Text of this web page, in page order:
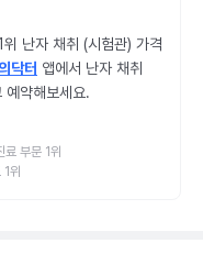
난자 채취 (시험관) 가격
닥터 앱에서 난자 채취
예약해보세요.
부문 1위
위